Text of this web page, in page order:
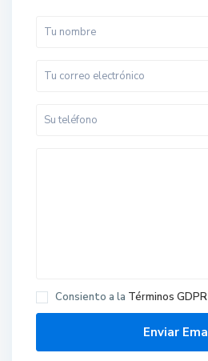
Consiento a la Términos GDPR